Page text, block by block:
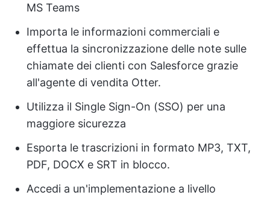
MS Teams
Importa le informazioni commerciali e
effettua la sincronizzazione delle note sulle
chiamate dei clienti con Salesforce grazie
all'agente di vendita Otter.
Utilizza il Single Sign-On (SSO) per una
maggiore sicurezza
Esporta le trascrizioni in formato MP3, TXT,
PDF, DOCX e SRT in blocco.
Accedi a un'implementazione a livello